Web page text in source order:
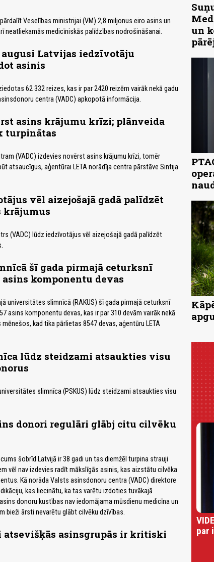
Veselības ministrijai (VM) 2,8 miljonus eiro asins un
neatliekamās medicīniskās palīdzības nodrošināšanai.
augusi Latvijas iedzīvotāju
asinis
62 332 reizes, kas ir par 2420 reizēm vairāk nekā gadu
centra (VADC) apkopotā informācija.
asins krājumu krīzi; plānveida
turpinātas
(VADC) izdevies novērst asins krājumu krīzi, tomēr
atsaucīgus, aģentūrai LETA norādīja centra pārstāve Sintija
vēl aizejošajā gadā palīdzēt
krājumus
(VADC) lūdz iedzīvotājus vēl aizejošajā gadā palīdzēt
šī gada pirmajā ceturksnī
komponentu devas
universitātes slimnīcā (RAKUS) šī gada pirmajā ceturksnī
asins komponentu devas, kas ir par 310 devām vairāk nekā
kad tika pārlietas 8547 devas, aģentūru LETA
lūdz steidzami atsaukties visu
slimnīca (PSKUS) lūdz steidzami atsaukties visu
donori regulāri glābj citu cilvēku
šobrīd Latvijā ir 38 gadi un tas diemžēl turpina strauji
vēl nav izdevies radīt mākslīgās asinis, kas aizstātu cilvēka
Kā norāda Valsts asinsdonoru centra (VADC) direktore
kas liecinātu, ka tas varētu izdoties tuvākajā
donoru kustības nav iedomājama mūsdienu medicīna un
bieži ārsti nevarētu glābt cilvēku dzīvības.
asinsgrupās ir kritiski
un
par